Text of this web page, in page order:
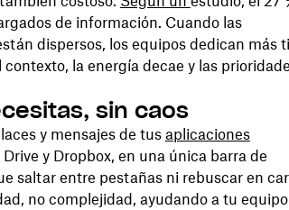
de información. Cuando las
dispersos, los equipos dedican más
la energía decae y las
sin caos
y mensajes de tus aplicaciones
y Dropbox, en una única barra de
saltar entre pestañas ni rebuscar en
no complejidad, ayudando a tu